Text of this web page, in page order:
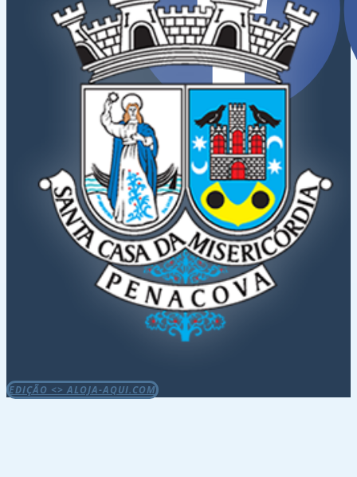
EDIÇÃO <> ALOJA-AQUI.COM